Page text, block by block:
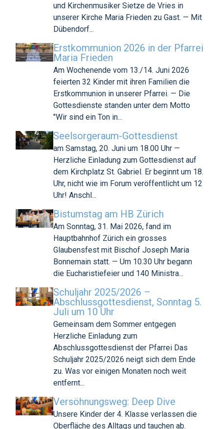
und Kirchenmusiker Sietze de Vries in
unserer Kirche Maria Frieden zu Gast. — Mit
Dübendorf...
Erstkommunion 2026 in der Pfarrei
Maria Frieden
Am Wochenende vom 13./14. Juni 2026
feierten 32 Kinder mit ihren Familien die
Erstkommunion in unserer Pfarrei. — Die
Gottesdienste standen unter dem Motto
"Wir sind ein Ton in...
Seelsorgeraum-Gottesdienst
am Samstag, 20. Juni um 18.00 Uhr —
Herzliche Einladung zum Gottesdienst auf
dem Kirchplatz St. Gabriel. Er beginnt um 18.
Uhr, nicht wie im Forum veröffentlicht um 12
Uhr! Anschl...
Bistumstag am HB Zürich
Am Sonntag, 31. Mai 2026, fand im
Hauptbahnhof Zürich ein grosses
Glaubensfest mit Bischof Joseph Maria
Bonnemain statt. — Um 10.30 Uhr begann
die Eucharistiefeier und 140 Ministra...
Schuljahr 2025/2026 –
Abschlussgottesdienst, Sonntag 5.
Juli um 10 Uhr
Gemeinsam dem Sommer entgegen
Herzliche Einladung zum
Abschlussgottesdienst der Pfarrei Das
Schuljahr 2025/2026 neigt sich dem Ende
zu. Was vor einigen Monaten noch weit
entfernt...
Versöhnungsweg: Deep Dive
Unsere Kinder der 4. Klasse verlassen die
Oberfläche des Alltags und tauchen ab.